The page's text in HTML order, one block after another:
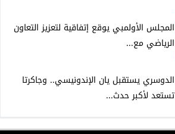
المجلس الأولمبي يوقع إتفاقية لتعزيز التعاون
الرياضي مع...
الدوسري يستقبل يان الإندونيسي.. وجاكرتا
تستعد لأكبر حدث...